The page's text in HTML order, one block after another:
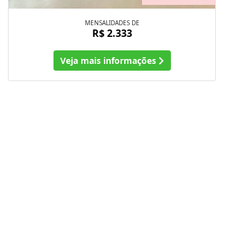
MENSALIDADES DE
R$ 2.333
Veja mais informações